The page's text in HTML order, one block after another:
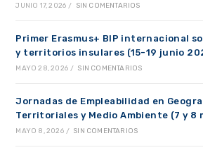
JUNIO 17, 2026 / SIN COMENTARIOS
Primer Erasmus+ BIP internacional
y territorios insulares (15-19 junio
MAYO 28, 2026 / SIN COMENTARIOS
Jornadas de Empleabilidad en
Territoriales y Medio Ambiente (7 y 8
MAYO 8, 2026 / SIN COMENTARIOS